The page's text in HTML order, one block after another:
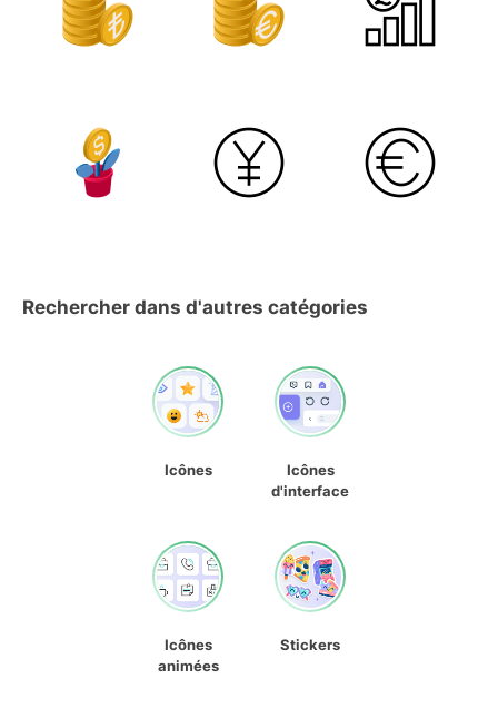
Rechercher dans d'autres catégories
Icônes
Icônes
d'interface
Icônes
animées
Stickers